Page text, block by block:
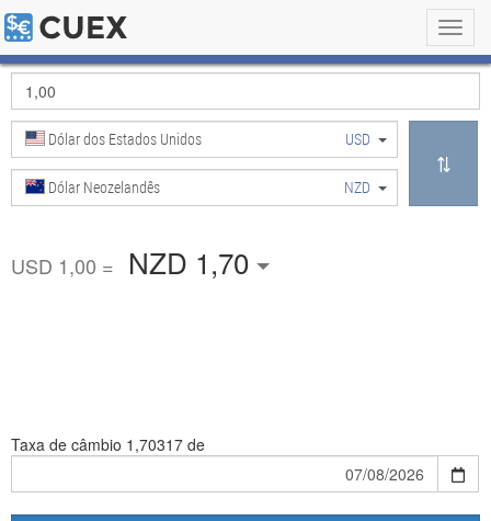
Dólar dos Estados Unidos USD
Dólar Neozelandês NZD
USD 1,00 = NZD 1,70
Taxa de câmbio 1,70317 de